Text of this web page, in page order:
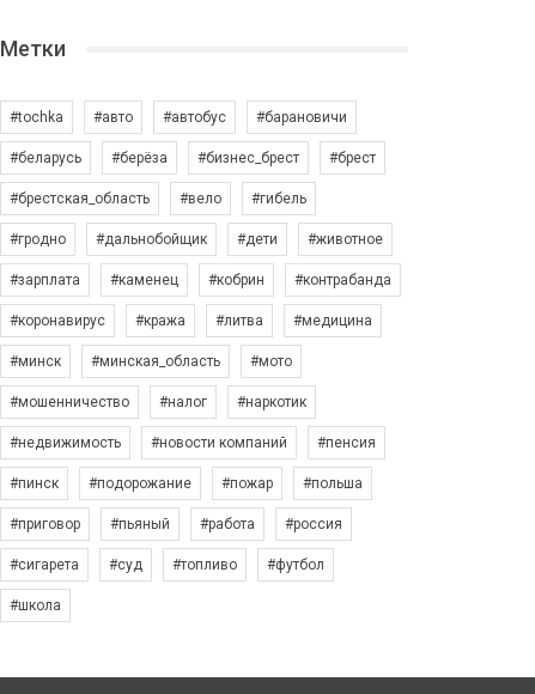
Метки
#tochka #авто #автобус #барановичи
#беларусь #берёза #бизнес_брест #брест
#брестская_область #вело #гибель
#гродно #дальнобойщик #дети #животное
#зарплата #каменец #кобрин #контрабанда
#коронавирус #кража #литва #медицина
#минск #минская_область #мото
#мошенничество #налог #наркотик
#недвижимость #новости компаний #пенсия
#пинск #подорожание #пожар #польша
#приговор #пьяный #работа #россия
#сигарета #суд #топливо #футбол
#школа